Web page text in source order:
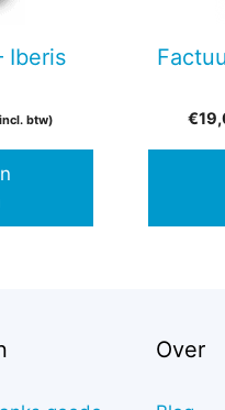
Iberis
btw) €
Over